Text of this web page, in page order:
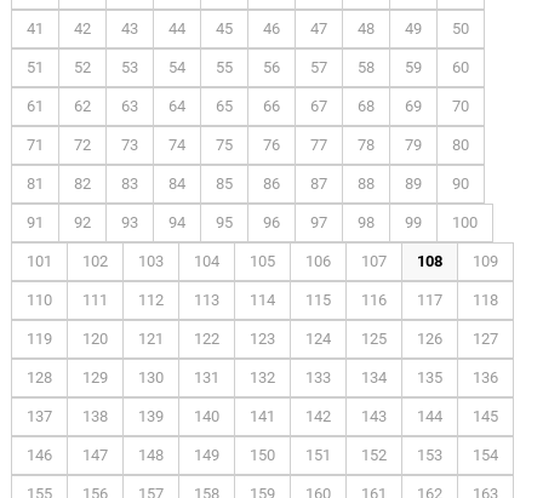
41 42 43 44 45 46 47 48 49 50
51 52 53 54 55 56 57 58 59 60
61 62 63 64 65 66 67 68 69 70
71 72 73 74 75 76 77 78 79 80
81 82 83 84 85 86 87 88 89 90
91 92 93 94 95 96 97 98 99 100
101 102 103 104 105 106 107 108 109
110 111 112 113 114 115 116 117 118
119 120 121 122 123 124 125 126 127
128 129 130 131 132 133 134 135 136
137 138 139 140 141 142 143 144 145
146 147 148 149 150 151 152 153 154
155 156 157 158 159 160 161 162 163